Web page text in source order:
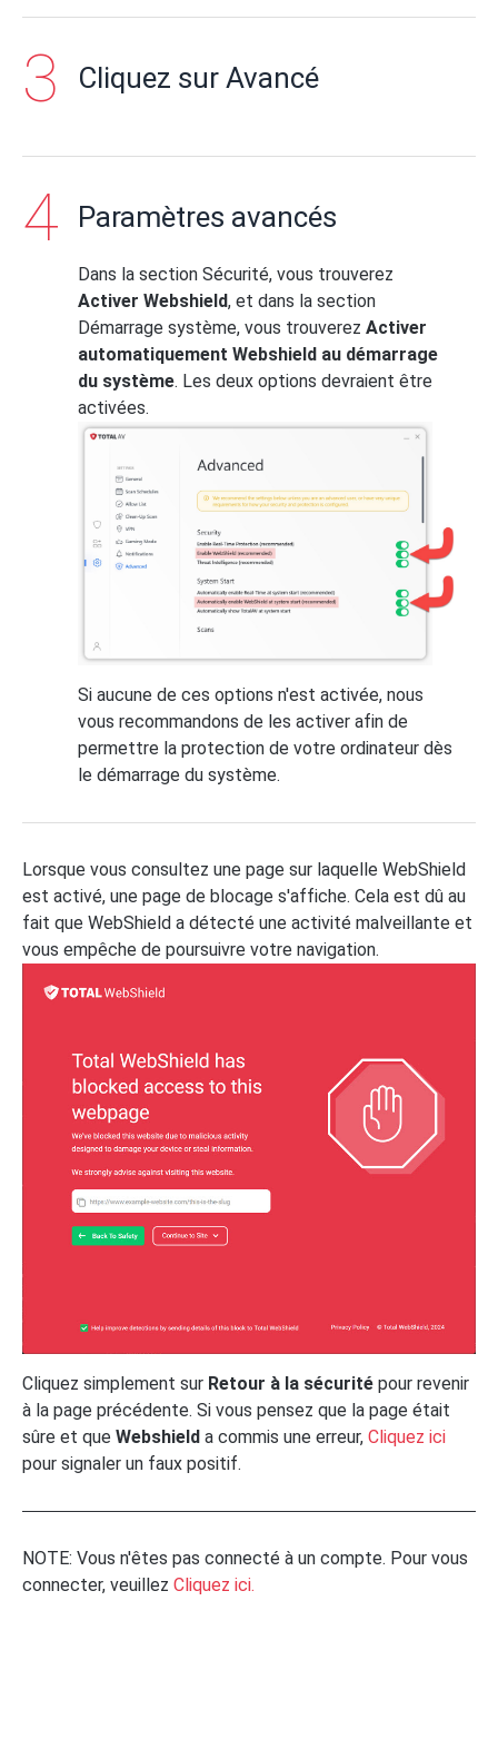
Cliquez sur Avancé
Paramètres avancés
Dans la section Sécurité, vous trouverez
Activer Webshield, et dans la section
Démarrage système, vous trouverez Activer
automatiquement Webshield au démarrage
du système. Les deux options devraient être
activées.
Si aucune de ces options n'est activée, nous
vous recommandons de les activer afin de
permettre la protection de votre ordinateur dès
le démarrage du système.
Lorsque vous consultez une page sur laquelle WebShield
est activé, une page de blocage s'affiche. Cela est dû au
fait que WebShield a détecté une activité malveillante et
vous empêche de poursuivre votre navigation.
Cliquez simplement sur Retour à la sécurité pour revenir
à la page précédente. Si vous pensez que la page était
sûre et que Webshield a commis une erreur, Cliquez ici
pour signaler un faux positif.
NOTE: Vous n'êtes pas connecté à un compte. Pour vous
connecter, veuillez Cliquez ici.